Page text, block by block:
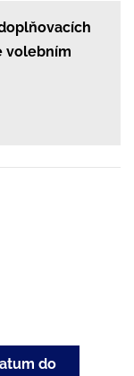
volebním
do